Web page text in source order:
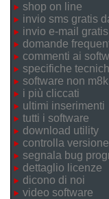
shop on line
invio sms gratis
invio e-mail gratis
domande
commenti ai
specifiche
software non m8k
i più cliccati
ultimi inserimenti
tutti i software
download utility
controlla versione
segnala bug
dettaglio licenze
dicono di noi
video software